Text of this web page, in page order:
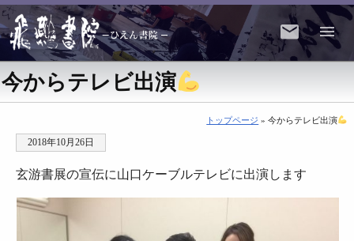
今からテレビ出演
トップページ » 今からテレビ出演
2018年10月26日
玄游書展の宣伝に山口ケーブルテレビに出演します